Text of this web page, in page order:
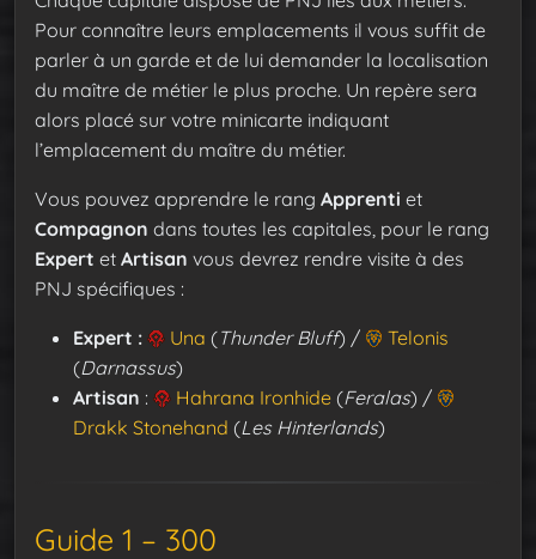
Pour connaître leurs emplacements il vous suffit de
parler à un garde et de lui demander la localisation
du maître de métier le plus proche. Un repère sera
alors placé sur votre minicarte indiquant
l’emplacement du maître du métier.
Vous pouvez apprendre le rang Apprenti et
Compagnon dans toutes les capitales, pour le rang
Expert et Artisan vous devrez rendre visite à des
PNJ spécifiques :
Expert : Una (Thunder Bluff) /
Telonis
(Darnassus)
Artisan : Hahrana Ironhide (Feralas) /
Drakk Stonehand (Les Hinterlands)
Guide 1 – 300